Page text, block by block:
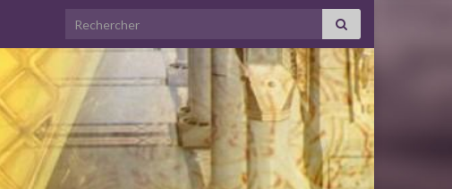
Search for: